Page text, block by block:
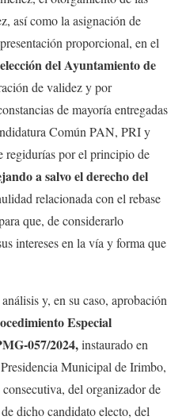
así como la asignación de
proporcional, en el
del Ayuntamiento de
de validez y por
de mayoría entregadas
Común PAN, PRI y
regidurías por el principio de
a salvo el derecho del
relacionada con el rebase
que, de considerarlo
intereses en la vía y forma que
y, en su caso, aprobación
Especial
057/2024,instaurado en
Municipal de Irimbo,
del organizador de
dicho candidato electo, del